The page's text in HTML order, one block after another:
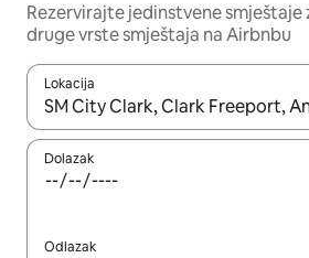
Rezervirajte jedinstvene smještaje
druge vrste smještaja na Airbnbu
Lokacija
Kada budu dostupni rezultati, moći
Dolazak
Odlazak